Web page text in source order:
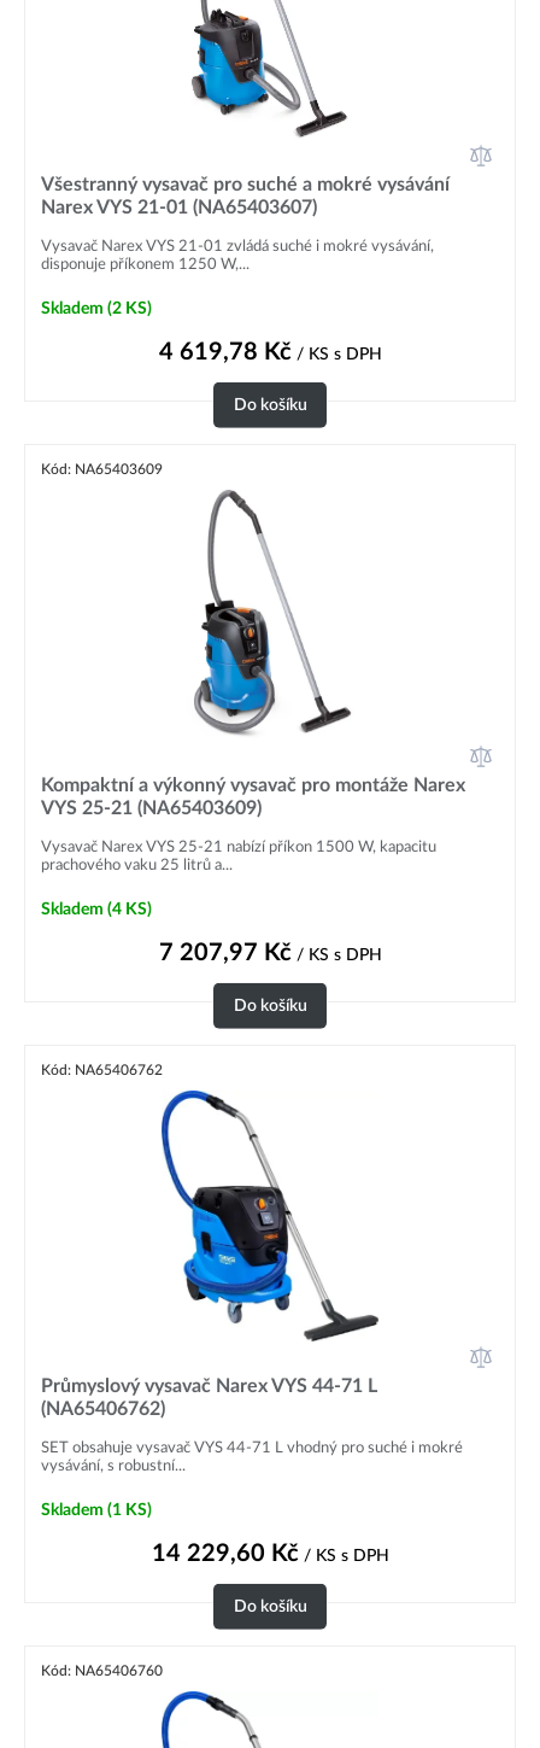
Všestranný vysavač pro suché a mokré vysávání
Narex VYS 21-01 (NA65403607)
Vysavač Narex VYS 21-01 zvládá suché i mokré vysávání,
disponuje příkonem 1250 W,...
Skladem (2 KS)
4 619,78 Kč/ KS s DPH
Do košíku
Kód: NA65403609
Kompaktní a výkonný vysavač pro montáže Narex
VYS 25-21 (NA65403609)
Vysavač Narex VYS 25-21 nabízí příkon 1500 W, kapacitu
prachového vaku 25 litrů a...
Skladem (4 KS)
7 207,97 Kč/ KS s DPH
Do košíku
Kód: NA65406762
Průmyslový vysavač Narex VYS 44-71 L
(NA65406762)
SET obsahuje vysavač VYS 44-71 L vhodný pro suché i mokré
vysávání, s robustní...
Skladem (1 KS)
14 229,60 Kč/ KS s DPH
Do košíku
Kód: NA65406760